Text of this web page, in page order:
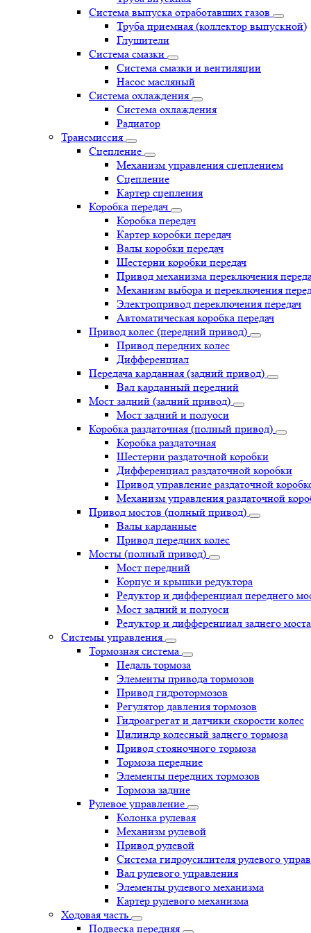
Система выпуска отработавших газов
Труба приемная (коллектор выпускной)
Глушители
Система смазки
Система смазки и вентиляции
Насос масляный
Система охлаждения
Система охлаждения
Радиатор
Трансмиссия
Сцепление
Механизм управления сцеплением
Сцепление
Картер сцепления
Коробка передач
Коробка передач
Картер коробки передач
Валы коробки передач
Шестерни коробки передач
Привод механизма переключения
Механизм выбора и переключения
Электропривод переключения передач
Автоматическая коробка передач
Привод колес (передний привод)
Привод передних колес
Дифференциал
Передача карданная (задний привод)
Вал карданный передний
Мост задний (задний привод)
Мост задний и полуоси
Коробка раздаточная (полный привод)
Коробка раздаточная
Шестерни раздаточной коробки
Дифференциал раздаточной коробки
Привод управление раздаточной
Механизм управления раздаточной
Привод мостов (полный привод)
Валы карданные
Привод передних колес
Мосты (полный привод)
Мост передний
Корпус и крышки редуктора
Редуктор и дифференциал переднего
Мост задний и полуоси
Редуктор и дифференциал заднего моста
Системы управления
Тормозная система
Педаль тормоза
Элементы привода тормозов
Привод гидротормозов
Регулятор давления тормозов
Гидроагрегат и датчики скорости колес
Цилиндр колесный заднего тормоза
Привод стояночного тормоза
Тормоза передние
Элементы передних тормозов
Тормоза задние
Рулевое управление
Колонка рулевая
Механизм рулевой
Привод рулевой
Система гидроусилителя рулевого
Вал рулевого управления
Элементы рулевого механизма
Картер рулевого механизма
Ходовая часть
Подвеска передняя